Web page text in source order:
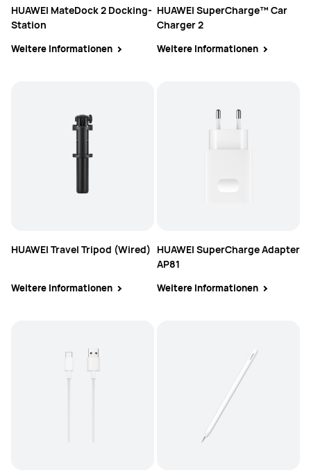
HUAWEI MateDock 2 Docking-
Station
Weitere Informationen
HUAWEI SuperCharge™ Car
Charger 2
Weitere Informationen
HUAWEI Travel Tripod (Wired)
Weitere Informationen
HUAWEI SuperCharge Adapter
AP81
Weitere Informationen